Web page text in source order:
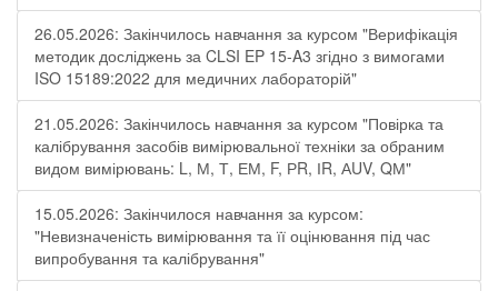
26.05.2026: Закінчилось навчання за курсом "Верифікація
методик досліджень за CLSI EP 15-A3 згідно з вимогами
ISO 15189:2022 для медичних лабораторій"
21.05.2026: Закінчилось навчання за курсом "Повірка та
калібрування засобів вимірювальної техніки за обраним
видом вимірювань: L, М, Т, ЕМ, F, РR, ІR, АUV, QМ"
15.05.2026: Закінчилося навчання за курсом:
"Невизначеність вимірювання та її оцінювання під час
випробування та калібрування"